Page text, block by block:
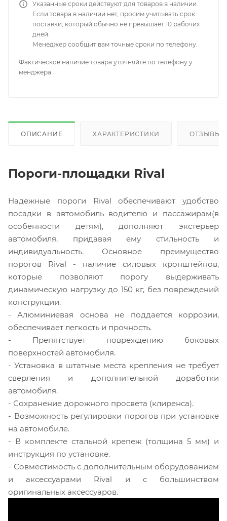
Указанные сроки действуют для товаров в наличии.
Если товара в наличии нет, просим учитывать срок
поставки, который обычно не превышает 10 рабочих
дней.
Менеджер сообщит вам точные сроки по телефону.
Фактическое наличие товара уточняйте по телефону у
менджера.
ОПИСАНИЕ ХАРАКТЕРИСТИКИ ОТЗЫВЫ
Пороги-площадки Rival
Надежные пороги Rival обеспечивают удобство
посадки в автомобиль водителю и пассажирам(в
особенности детям), дополняют экстерьер
автомобиля, придавая ему стильность и
индивидуальность. Основное преимущество
порогов Rival - наличие силовых кронштейнов,
которые позволяют порогу выдерживать
динамическую нагрузку до 150 кг, без повреждений
конструкции.
- Алюминиевая основа не поддается коррозии,
обеспечивает легкость и прочность.
- Препятствует повреждению боковых
поверхностей автомобиля.
- Установка в штатные места крепления не требует
сверления и дополнительной доработки
автомобиля.
- Сохранение дорожного просвета (клиренса).
- Возможность регулировки порогов при установке
на автомобиле.
- В комплекте стальной крепеж (толщина 5 мм) и
инструкция по установке.
- Совместимость с дополнительным оборудованием
и аксессуарами Rival и с большинством
оригинальных аксессуаров.